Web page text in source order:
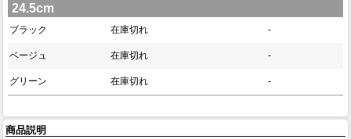
24.5cm
ブラック 在庫切れ -
ベージュ 在庫切れ -
グリーン 在庫切れ -
商品説明